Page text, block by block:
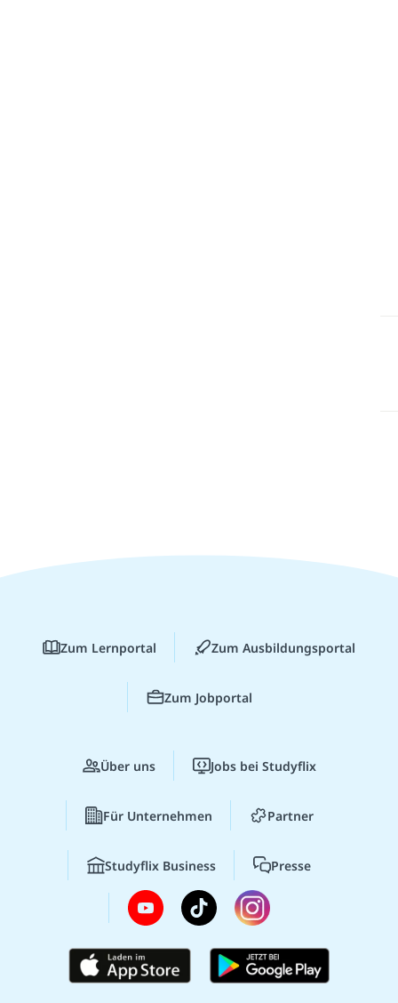
Zum Lernportal Zum Ausbildungsportal
Zum Jobportal
Über uns Jobs bei Studyflix
Für Unternehmen Partner
Studyflix Business Presse